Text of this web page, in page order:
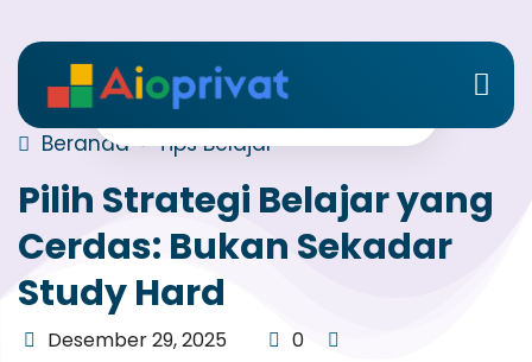
Beranda Tips Belajar
Pilih Strategi Belajar yang
Cerdas: Bukan Sekadar
Study Hard
Desember 29, 2025 0